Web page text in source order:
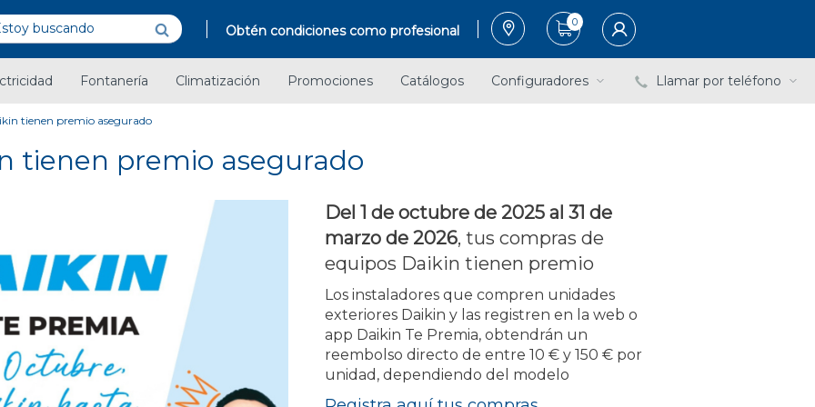
Obtén condiciones como profesional
0
Fontanería Climatización Promociones Catálogos Configuradores Llamar por teléfono
tienen premio asegurado
tienen premio asegurado
Del 1 de octubre de 2025 al 31 de
marzo de 2026, tus compras de
equipos Daikin tienen premio
Los instaladores que compren unidades
exteriores Daikin y las registren en la web o
app Daikin Te Premia, obtendrán un
reembolso directo de entre 10 € y 150 € por
unidad, dependiendo del modelo